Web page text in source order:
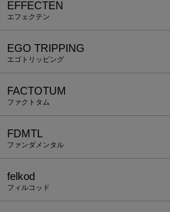
EFFECTEN
エフェクテン
EGO TRIPPING
エゴトリッピング
FACTOTUM
ファクトタム
FDMTL
ファンダメンタル
felkod
フィルコッド